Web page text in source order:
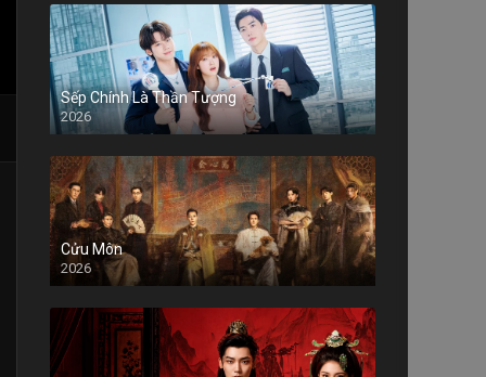
Sếp Chính Là Thần Tượng
2026
Cửu Môn
2026